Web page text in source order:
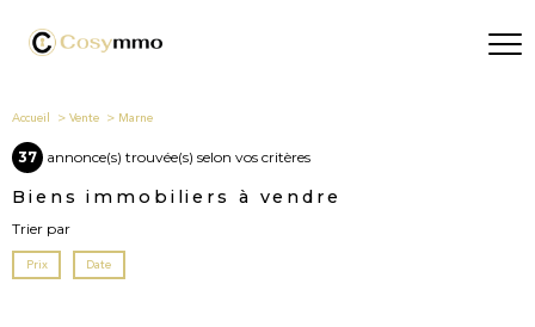
Accueil Vente Marne
37 annonce(s) trouvée(s) selon vos critères
Biens immobiliers à vendre
Trier par
Prix Date